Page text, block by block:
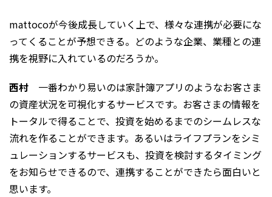
mattocoが今後成長していく上で、様々な連携が必要にな
ってくることが予想できる。どのような企業、業種との連
携を視野に入れているのだろうか。
西村 一番わかり易いのは家計簿アプリのようなお客さま
の資産状況を可視化するサービスです。お客さまの情報を
トータルで得ることで、投資を始めるまでのシームレスな
流れを作ることができます。あるいはライフプランをシミ
ュレーションするサービスも、投資を検討するタイミング
をお知らせできるので、連携することができたら面白いと
思います。